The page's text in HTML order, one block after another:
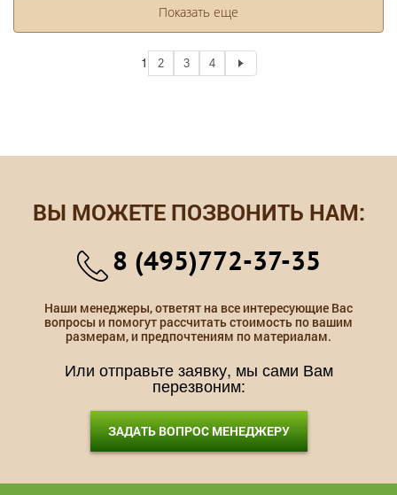
Показать еще
1 2 3 4
ВЫ МОЖЕТЕ ПОЗВОНИТЬ НАМ:
8 (495)772-37-35
Наши менеджеры, ответят на все интересующие Вас
вопросы и помогут рассчитать стоимость по вашим
размерам, и предпочтениям по материалам.
Или отправьте заявку, мы сами Вам
перезвоним:
ЗАДАТЬ ВОПРОС МЕНЕДЖЕРУ